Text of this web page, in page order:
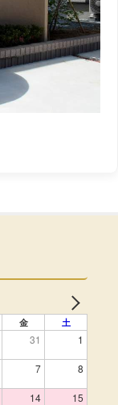
金 土
31 1
7 8
14 15